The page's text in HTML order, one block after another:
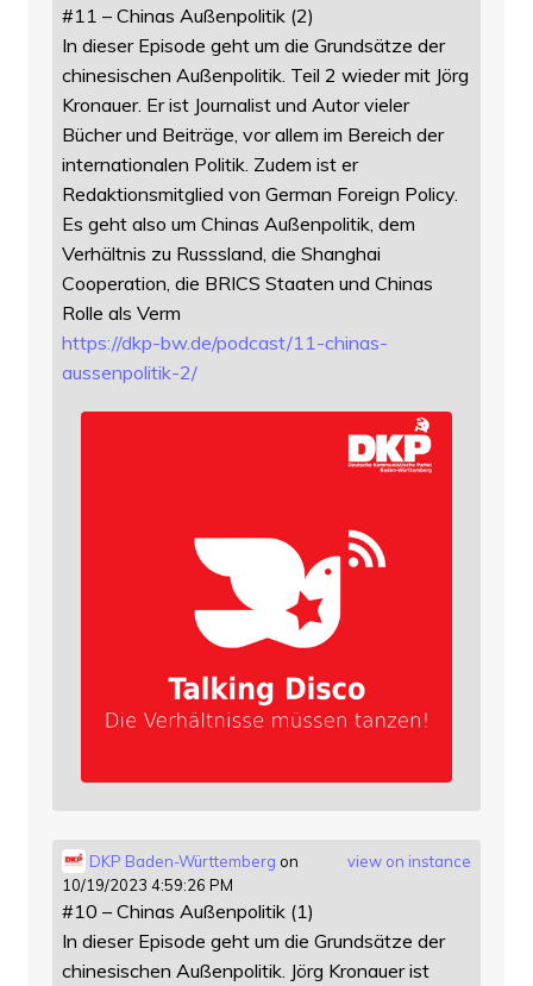
#11 – Chinas Außenpolitik (2)
In dieser Episode geht um die Grundsätze der
chinesischen Außenpolitik. Teil 2 wieder mit Jörg
Kronauer. Er ist Journalist und Autor vieler
Bücher und Beiträge, vor allem im Bereich der
internationalen Politik. Zudem ist er
Redaktionsmitglied von German Foreign Policy.
Es geht also um Chinas Außenpolitik, dem
Verhältnis zu Russsland, die Shanghai
Cooperation, die BRICS Staaten und Chinas
Rolle als Verm
https://dkp-bw.de/podcast/11-chinas-
aussenpolitik-2/
view on instance
DKP Baden-Württemberg on
10/19/2023 4:59:26 PM
#10 – Chinas Außenpolitik (1)
In dieser Episode geht um die Grundsätze der
chinesischen Außenpolitik. Jörg Kronauer ist